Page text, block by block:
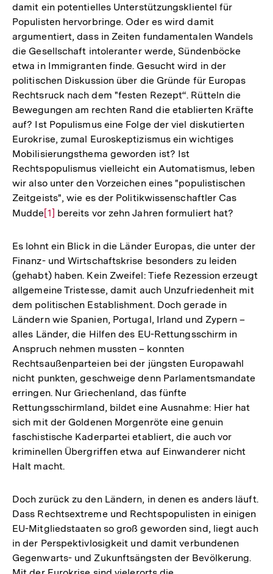
damit ein potentielles Unterstützungsklientel für
Populisten hervorbringe. Oder es wird damit
argumentiert, dass in Zeiten fundamentalen Wandels
die Gesellschaft intoleranter werde, Sündenböcke
etwa in Immigranten finde. Gesucht wird in der
politischen Diskussion über die Gründe für Europas
Rechtsruck nach dem "festen Rezept“. Rütteln die
Bewegungen am rechten Rand die etablierten Kräfte
auf? Ist Populismus eine Folge der viel diskutierten
Eurokrise, zumal Euroskeptizismus ein wichtiges
Mobilisierungsthema geworden ist? Ist
Rechtspopulismus vielleicht ein Automatismus, leben
wir also unter den Vorzeichen eines "populistischen
Zeitgeists", wie es der Politikwissenschaftler Cas
MuddeZur
der
Fußnote
[1] bereits vor zehn Jahren formuliert hat?
Es lohnt ein Blick in die Länder Europas, die unter der
Finanz- und Wirtschaftskrise besonders zu leiden
(gehabt) haben. Kein Zweifel: Tiefe Rezession erzeugt
allgemeine Tristesse, damit auch Unzufriedenheit mit
dem politischen Establishment. Doch gerade in
Ländern wie Spanien, Portugal, Irland und Zypern –
alles Länder, die Hilfen des EU-Rettungsschirm in
Anspruch nehmen mussten – konnten
Rechtsaußenparteien bei der jüngsten Europawahl
nicht punkten, geschweige denn Parlamentsmandate
erringen. Nur Griechenland, das fünfte
Rettungsschirmland, bildet eine Ausnahme: Hier hat
sich mit der Goldenen Morgenröte eine genuin
faschistische Kaderpartei etabliert, die auch vor
kriminellen Übergriffen etwa auf Einwanderer nicht
Halt macht.
Doch zurück zu den Ländern, in denen es anders läuft.
Dass Rechtsextreme und Rechtspopulisten in einigen
EU-Mitgliedstaaten so groß geworden sind, liegt auch
in der Perspektivlosigkeit und damit verbundenen
Gegenwarts- und Zukunftsängsten der Bevölkerung.